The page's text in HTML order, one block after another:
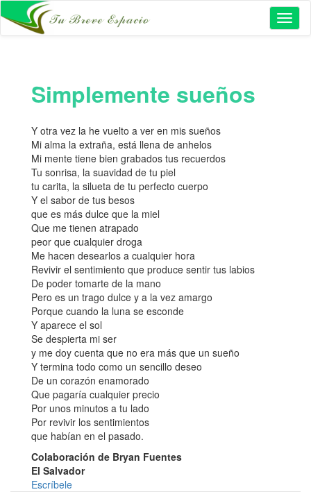
Simplemente sueños
Y otra vez la he vuelto a ver en mis sueños
Mi alma la extraña, está llena de anhelos
Mi mente tiene bien grabados tus recuerdos
Tu sonrisa, la suavidad de tu piel
tu carita, la silueta de tu perfecto cuerpo
Y el sabor de tus besos
que es más dulce que la miel
Que me tienen atrapado
peor que cualquier droga
Me hacen desearlos a cualquier hora
Revivir el sentimiento que produce sentir tus labios
De poder tomarte de la mano
Pero es un trago dulce y a la vez amargo
Porque cuando la luna se esconde
Y aparece el sol
Se despierta mi ser
y me doy cuenta que no era más que un sueño
Y termina todo como un sencillo deseo
De un corazón enamorado
Que pagaría cualquier precio
Por unos minutos a tu lado
Por revivir los sentimientos
que habían en el pasado.
Colaboración de Bryan Fuentes
El Salvador
Escríbele